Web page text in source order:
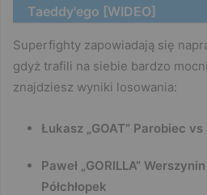
Taeddy'ego [WIDEO]
Superfighty zapowiadają się
gdyż trafili na siebie bardzo
znajdziesz wyniki losowania:
Łukasz „GOAT” Parobiec vs
Paweł „GORILLA”
Półchłopek